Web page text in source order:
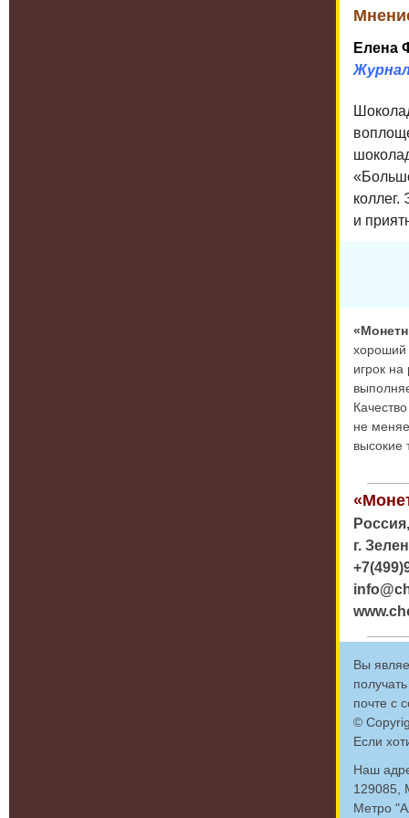
Елена
Ш
коллег.
и
хороший
игрок
не
высокие
г.
Вы
почте с
©
Если
Наш
129085,
Метро